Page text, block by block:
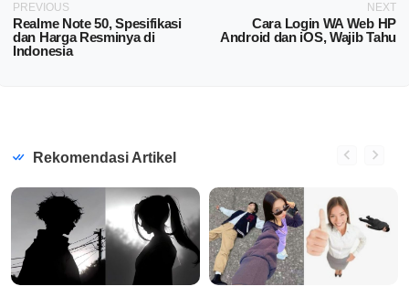
PREVIOUS
Realme Note 50, Spesifikasi
dan Harga Resminya di
Indonesia
NEXT
Cara Login WA Web HP
Android dan iOS, Wajib Tahu
Rekomendasi Artikel